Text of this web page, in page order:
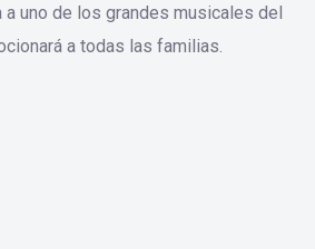
a uno de los grandes musicales del
a todas las familias.